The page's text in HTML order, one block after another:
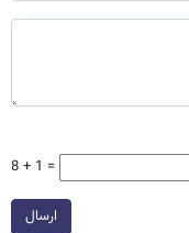
8 + 1 =
ارسال